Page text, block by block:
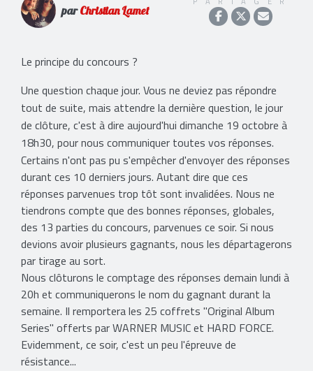
parChristian Lamet
Le principe du concours ?
Une question chaque jour. Vous ne deviez pas répondre
tout de suite, mais attendre la dernière question, le jour
de clôture, c'est à dire aujourd'hui dimanche 19 octobre à
18h30, pour nous communiquer toutes vos réponses.
Certains n'ont pas pu s'empêcher d'envoyer des réponses
durant ces 10 derniers jours. Autant dire que ces
réponses parvenues trop tôt sont invalidées. Nous ne
tiendrons compte que des bonnes réponses, globales,
des 13 parties du concours, parvenues ce soir. Si nous
devions avoir plusieurs gagnants, nous les départagerons
par tirage au sort.
Nous clôturons le comptage des réponses demain lundi à
20h et communiquerons le nom du gagnant durant la
semaine. Il remportera les 25 coffrets "Original Album
Series" offerts par WARNER MUSIC et HARD FORCE.
Evidemment, ce soir, c'est un peu l'épreuve de
résistance...